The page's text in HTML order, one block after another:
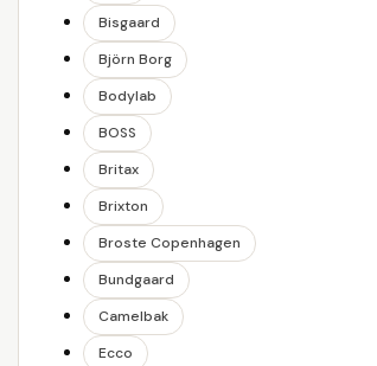
Bisgaard
Björn Borg
Bodylab
BOSS
Britax
Brixton
Broste Copenhagen
Bundgaard
Camelbak
Ecco